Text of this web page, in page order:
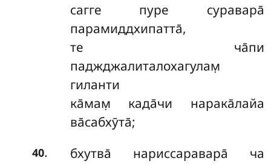
сагге пуре суравара̄
парамиддхипатта̄,
те ча̄пи
паджджалиталохагулам̣
гиланти
ка̄мам̣ када̄чи нарака̄лайа
ва̄сабхӯта̄;
40.
бхутва̄ нариссаравара̄ ча